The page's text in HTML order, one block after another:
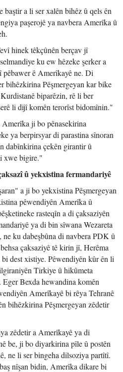
a li ser xalên bihêz û qels ên
paşerojê ya navbera Amerîka û
hinek têkçûnên berçav jî
ku ew hêzeke şerker a
pêbawer ê Amerîkayê ne. Di
bihêzkirina Pêşmergeyan kar bike
biparêzin, rê li ber
li dijî komên terorîst bidomînin."
ji bo pênasekirina
ya berpirsyar di parastina sînoran
dabînkirina çekên girantir û
xwe bigire."
û yekxistina fermandariyê
a ji bo yekxistina Pêşmergeyan
pêwendiyên Amerîka û
rasteqîn a di çaksaziyên
ya di bin sîwana Wezareta
ne ku dabeşbûna di navbera PDK û
çaksaziyê tê kirin jî, Herêma
dest xistiye. Pêwendiyên kûr ên li
Tirkiye û hikûmeta
Bexda hewandina komên
Amerîkayê bi rêya Tehranê
bihêzkirina Pêşmergeyan zêdetir
zêdetir a Amerîkayê ya di
be, ji bo diyarkirina pîle û postên
ne li ser bingeha dilsoziya partîtî.
nîşan bidin, Amerîka dikare bi